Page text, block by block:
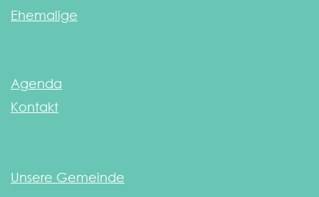
Ehemalige
Agenda
Kontakt
Unsere Gemeinde